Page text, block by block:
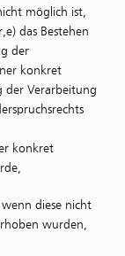
möglich ist,
das Bestehen
der
konkret
der Verarbeitung
konkret
diese nicht
wurden,